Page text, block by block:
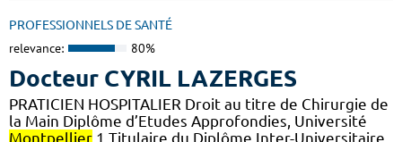
PROFESSIONNELS DE SANTÉ
relevance: 80%
Docteur CYRIL LAZERGES
PRATICIEN HOSPITALIER Droit au titre de Chirurgie de
la Main Diplôme d’Etudes Approfondies, Université
Montpellier 1 Titulaire du Diplôme Inter-Universitaire